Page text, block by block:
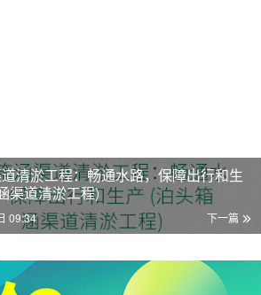
清淤工程：畅通水路，保障出行和生
渠道清淤工程)
下一篇
09:34